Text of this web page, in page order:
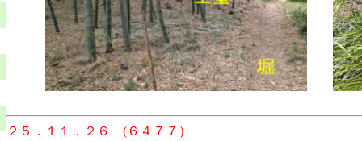
２５．１１．２６ (６４７７）